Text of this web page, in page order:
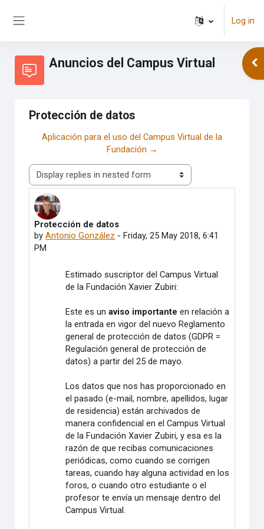
Log in
Anuncios del Campus Virtual
Protección de datos
Aplicación para el uso del Campus Virtual de la
Fundación →
Display mode
Protección de datos
byAntonio González - Friday, 25 May 2018, 6:41
PM
Number of replies: 0
Estimado suscriptor del Campus Virtual
de la Fundación Xavier Zubiri:
Este es unaviso importante en relación a
la entrada en vigor del nuevo Reglamento
general de protección de datos (GDPR =
Regulación general de protección de
datos) a partir del 25 de mayo.
Los datos que nos has proporcionado en
el pasado (e-mail, nombre, apellidos, lugar
de residencia) están archivados de
manera confidencial en el Campus Virtual
de la Fundación Xavier Zubiri, y esa es la
razón de que recibas comunicaciones
periódicas, como cuando se corrigen
tareas, cuando hay alguna actividad en los
foros, o cuando otro estudiante o el
profesor te envía un mensaje dentro del
Campus Virtual.